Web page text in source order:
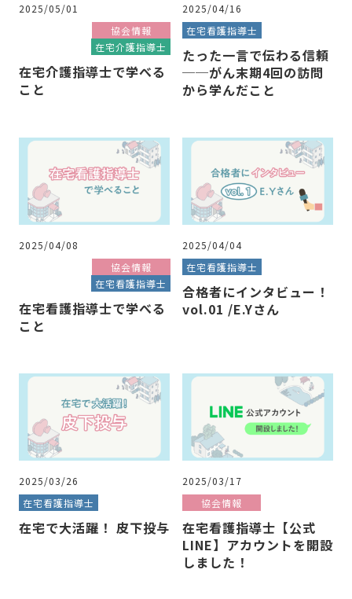
2025/05/01
協会情報
在宅介護指導士
在宅介護指導士で学べる
こと
2025/04/16
在宅看護指導士
たった一言で伝わる信頼
──がん末期4回の訪問
から学んだこと
2025/04/08
協会情報
在宅看護指導士
在宅看護指導士で学べる
こと
2025/04/04
在宅看護指導士
合格者にインタビュー！
vol.01 /E.Yさん
2025/03/26
在宅看護指導士
在宅で大活躍！ 皮下投与
2025/03/17
協会情報
在宅看護指導士【公式
LINE】アカウントを開設
しました！